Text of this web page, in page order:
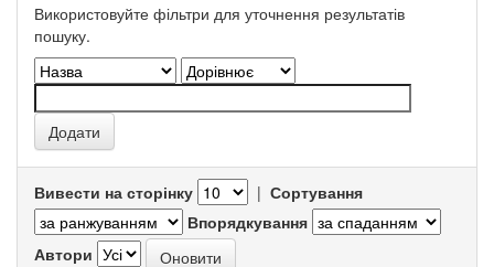
Використовуйте фільтри для уточнення результатів
пошуку.
Вивести на сторінку | Сортування
Впорядкування
Автори